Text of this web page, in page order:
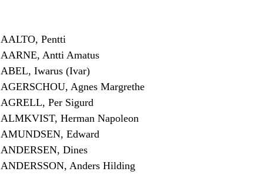
AALTO, Pentti
AARNE, Antti Amatus
ABEL, Iwarus (Ivar)
AGERSCHOU, Agnes Margrethe
AGRELL, Per Sigurd
ALMKVIST, Herman Napoleon
AMUNDSEN, Edward
ANDERSEN, Dines
ANDERSSON, Anders Hilding